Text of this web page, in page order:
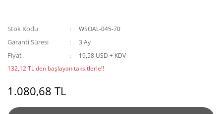
Stok Kodu WSOAL-045-70
Garanti Süresi 3 Ay
Fiyat
19,58 USD + KDV
132,12 TL den başlayan taksitlerle!!
1.080,68 TL